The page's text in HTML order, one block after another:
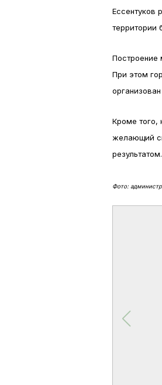
Ессентуков
территории
Построение
При этом
Кроме того,
желающий
результатом.
Фото: